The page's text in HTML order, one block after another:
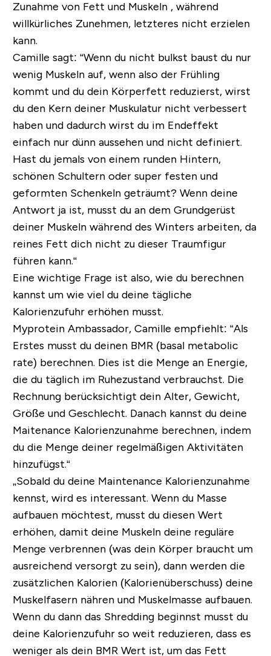
Zunahme von Fett und Muskeln , während
willkürliches Zunehmen, letzteres nicht erzielen
kann.
Camille sagt: “Wenn du nicht bulkst baust du nur
wenig Muskeln auf, wenn also der Frühling
kommt und du dein Körperfett reduzierst, wirst
du den Kern deiner Muskulatur nicht verbessert
haben und dadurch wirst du im Endeffekt
einfach nur dünn aussehen und nicht definiert.
Hast du jemals von einem runden Hintern,
schönen Schultern oder super festen und
geformten Schenkeln geträumt? Wenn deine
Antwort ja ist, musst du an dem Grundgerüst
deiner Muskeln während des Winters arbeiten, da
reines Fett dich nicht zu dieser Traumfigur
führen kann.“
Eine wichtige Frage ist also, wie du berechnen
kannst um wie viel du deine tägliche
Kalorienzufuhr erhöhen musst.
Myprotein Ambassador, Camille empfiehlt: “Als
Erstes musst du deinen BMR (basal metabolic
rate) berechnen. Dies ist die Menge an Energie,
die du täglich im Ruhezustand verbrauchst. Die
Rechnung berücksichtigt dein Alter, Gewicht,
Größe und Geschlecht. Danach kannst du deine
Maitenance Kalorienzunahme berechnen, indem
du die Menge deiner regelmäßigen Aktivitäten
hinzufügst.“
„Sobald du deine Maintenance Kalorienzunahme
kennst, wird es interessant. Wenn du Masse
aufbauen möchtest, musst du diesen Wert
erhöhen, damit deine Muskeln deine reguläre
Menge verbrennen (was dein Körper braucht um
ausreichend versorgt zu sein), dann werden die
zusätzlichen Kalorien (Kalorienüberschuss) deine
Muskelfasern nähren und Muskelmasse aufbauen.
Wenn du dann das Shredding beginnst musst du
deine Kalorienzufuhr so weit reduzieren, dass es
weniger als dein BMR Wert ist, um das Fett